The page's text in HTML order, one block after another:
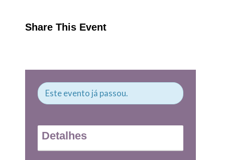
Share This Event
Este evento já passou.
Detalhes